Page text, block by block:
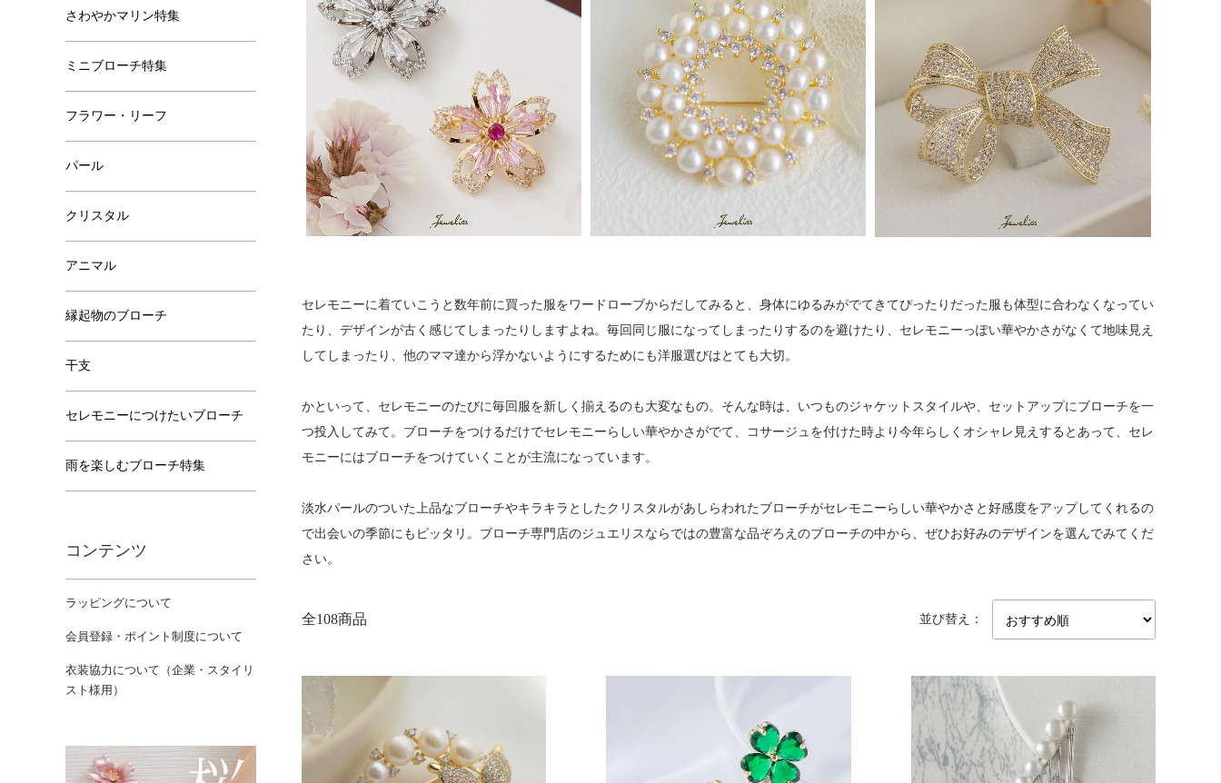
セレモニーに着ていこうと数年前に買った服をワードローブからだしてみると、身体にゆるみがでてきてぴったりだった服も体型に合わなくなってい
たり、デザインが古く感じてしまったりしますよね。毎回同じ服になってしまったりするのを避けたり、セレモニーっぽい華やかさがなくて地味見え
してしまったり、他のママ達から浮かないようにするためにも洋服選びはとても大切。
かといって、セレモニーのたびに毎回服を新しく揃えるのも大変なもの。そんな時は、いつものジャケットスタイルや、セットアップにブローチを一
つ投入してみて。ブローチをつけるだけでセレモニーらしい華やかさがでて、コサージュを付けた時より今年らしくオシャレ見えするとあって、セレ
モニーにはブローチをつけていくことが主流になっています。
淡水パールのついた上品なブローチやキラキラとしたクリスタルがあしらわれたブローチがセレモニーらしい華やかさと好感度をアップしてくれるの
で出会いの季節にもピッタリ。ブローチ専門店のジュエリスならではの豊富な品ぞろえのブローチの中から、ぜひお好みのデザインを選んでみてくだ
さい。
全108商品 並び替え：
さわやかマリン特集
ミニブローチ特集
フラワー・リーフ
パール
クリスタル
アニマル
縁起物のブローチ
干支
セレモニーにつけたいブローチ
雨を楽しむブローチ特集
コンテンツ
ラッピングについて
会員登録・ポイント制度について
衣装協力について（企業・スタイリ
スト様用）